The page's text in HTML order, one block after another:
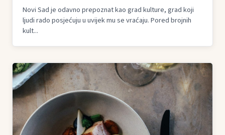
Novi Sad je odavno prepoznat kao grad kulture, grad koji
ljudi rado posjećuju u uvijek mu se vraćaju. Pored brojnih
kult...